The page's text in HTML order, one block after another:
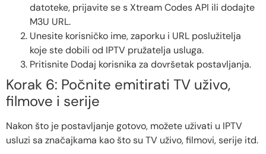
datoteke, prijavite se s Xtream Codes API ili dodajte
M3U URL.
Unesite korisničko ime, zaporku i URL poslužitelja
koje ste dobili od IPTV pružatelja usluga.
Pritisnite Dodaj korisnika za dovršetak postavljanja.
Korak 6: Počnite emitirati TV uživo,
filmove i serije
Nakon što je postavljanje gotovo, možete uživati ​​u IPTV
usluzi sa značajkama kao što su TV uživo, filmovi, serije itd.